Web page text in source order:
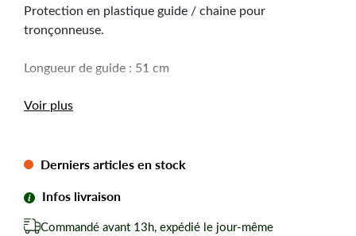
Protection en plastique guide / chaine pour
tronçonneuse.
Longueur de guide : 51 cm
Voir plus
Derniers articles en stock
Infos livraison
Commandé avant 13h, expédié le jour-même